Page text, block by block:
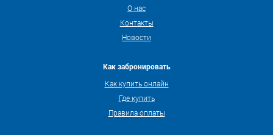
О нас
Контакты
Новости
Как забронировать
Как купить онлайн
Где купить
Правила оплаты